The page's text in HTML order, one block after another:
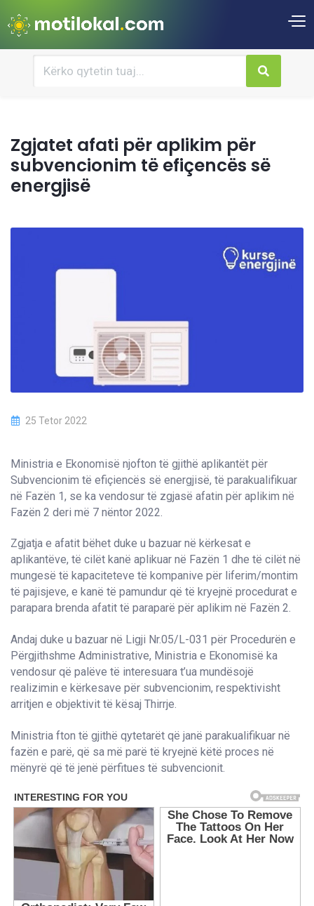
Zgjatet afati për aplikim për
subvencionim të efiçencës së
energjisë
25 Tetor 2022
Ministria e Ekonomisë njofton të gjithë aplikantët për
Subvencionim të efiçiencës së energjisë, të parakualifikuar
në Fazën 1, se ka vendosur të zgjasë afatin për aplikim në
Fazën 2 deri më 7 nëntor 2022.
Zgjatja e afatit bëhet duke u bazuar në kërkesat e
aplikantëve, të cilët kanë aplikuar në Fazën 1 dhe të cilët në
mungesë të kapaciteteve të kompanive për liferim/montim
të pajisjeve, e kanë të pamundur që të kryejnë procedurat e
parapara brenda afatit të paraparë për aplikim në Fazën 2.
Andaj duke u bazuar në Ligji Nr.05/L-031 për Procedurën e
Përgjithshme Administrative, Ministria e Ekonomisë ka
vendosur që palëve të interesuara t’ua mundësojë
realizimin e kërkesave për subvencionim, respektivisht
arritjen e objektivit të kësaj Thirrje.
Ministria fton të gjithë qytetarët që janë parakualifikuar në
fazën e parë, që sa më parë të kryejnë këtë proces në
mënyrë që të jenë përfitues të subvencionit.